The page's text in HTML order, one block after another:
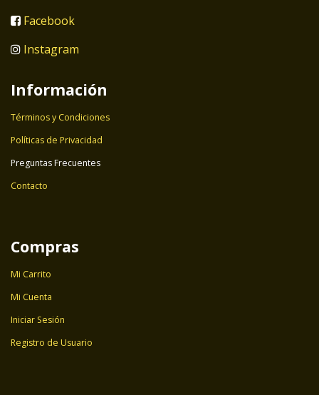
Facebook
Instagram
Información
Términos y Condiciones
Políticas de Privacidad
Preguntas Frecuentes
Contacto
Compras
Mi Carrito
Mi Cuenta
Iniciar Sesión
Registro de Usuario